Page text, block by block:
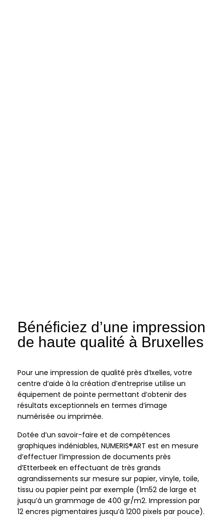
Bénéficiez d’une impression
de haute qualité à Bruxelles
Pour une impression de qualité près d’Ixelles, votre
centre d’aide à la création d’entreprise utilise un
équipement de pointe permettant d’obtenir des
résultats exceptionnels en termes d’image
numérisée ou imprimée.
Dotée d’un savoir-faire et de compétences
graphiques indéniables, NUMERIS®ART est en mesure
d’effectuer l’impression de documents près
d’Etterbeek en effectuant de très grands
agrandissements sur mesure sur papier, vinyle, toile,
tissu ou papier peint par exemple (1m52 de large et
jusqu’à un grammage de 400 gr/m2. Impression par
12 encres pigmentaires jusqu’à 1200 pixels par pouce).